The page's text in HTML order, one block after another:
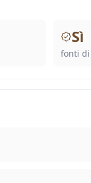
Sì
fonti